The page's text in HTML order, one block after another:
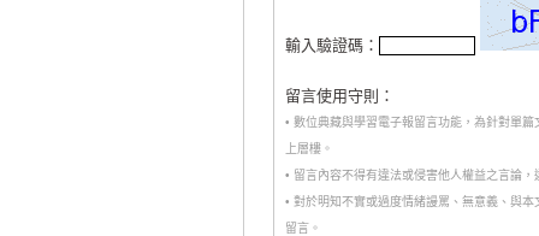
輸入驗證碼：
留言使用守則：
• 數位典藏與學習電子報留言功能，為針對單
上層樓。
• 留言內容不得有違法或侵害他人權益之言論
• 對於明知不實或過度情緒謾罵、無意義、與
留言。